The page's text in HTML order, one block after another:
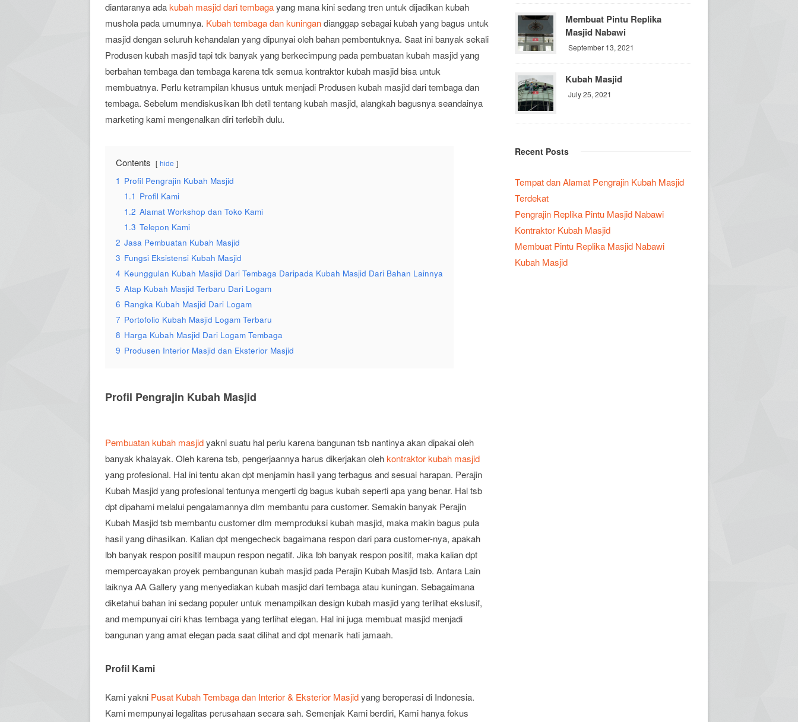
diantaranya adakubah masjid dari tembagayang mana kini sedang tren untuk dijadikan kubah
mushola pada umumnya. Kubah tembaga dan kuningandianggap sebagai kubah yang bagus untuk
masjid dengan seluruh kehandalan yang dipunyai oleh bahan pembentuknya. Saat ini banyak sekali
Produsen kubah masjid tapi tdk banyak yang berkecimpung pada pembuatan kubah masjid yang
berbahan tembaga dan tembaga karena tdk semua kontraktor kubah masjid bisa untuk
membuatnya. Perlu ketrampilan khusus untuk menjadi Produsen kubah masjid dari tembaga dan
tembaga. Sebelum mendiskusikan lbh detil tentang kubah masjid, alangkah bagusnya seandainya
marketing kami mengenalkan diri terlebih dulu.
Contents hide
1 Profil Pengrajin Kubah Masjid
1.1 Profil Kami
1.2 Alamat Workshop dan Toko Kami
1.3 Telepon Kami
2 Jasa Pembuatan Kubah Masjid
3 Fungsi Eksistensi Kubah Masjid
4 Keunggulan Kubah Masjid Dari Tembaga Daripada Kubah Masjid Dari Bahan Lainnya
5 Atap Kubah Masjid Terbaru Dari Logam
6 Rangka Kubah Masjid Dari Logam
7 Portofolio Kubah Masjid Logam Terbaru
8 Harga Kubah Masjid Dari Logam Tembaga
9 Produsen Interior Masjid dan Eksterior Masjid
Profil Pengrajin Kubah Masjid
Pembuatan kubah masjidyakni suatu hal perlu karena bangunan tsb nantinya akan dipakai oleh
banyak khalayak. Oleh karena tsb, pengerjaannya harus dikerjakan olehkontraktor kubah masjid
yang profesional. Hal ini tentu akan dpt menjamin hasil yang terbagus and sesuai harapan. Perajin
Kubah Masjid yang profesional tentunya mengerti dg bagus kubah seperti apa yang benar. Hal tsb
dpt dipahami melalui pengalamannya dlm membantu para customer. Semakin banyak Perajin
Kubah Masjid tsb membantu customer dlm memproduksi kubah masjid, maka makin bagus pula
hasil yang dihasilkan. Kalian dpt mengecheck bagaimana respon dari para customer-nya, apakah
lbh banyak respon positif maupun respon negatif. Jika lbh banyak respon positif, maka kalian dpt
mempercayakan proyek pembangunan kubah masjid pada Perajin Kubah Masjid tsb. Antara Lain
laiknya AA Gallery yang menyediakan kubah masjid dari tembaga atau kuningan. Sebagaimana
diketahui bahan ini sedang populer untuk menampilkan design kubah masjid yang terlihat ekslusif,
and mempunyai ciri khas tembaga yang terlihat elegan. Hal ini juga membuat masjid menjadi
bangunan yang amat elegan pada saat dilihat and dpt menarik hati jamaah.
Profil Kami
Kami yakni Pusat Kubah Tembaga dan Interior & Eksterior Masjidyang beroperasi di Indonesia.
Kami mempunyai legalitas perusahaan secara sah. Semenjak Kami berdiri, Kami hanya fokus
Membuat Pintu Replika
Masjid Nabawi
September 13, 2021
Kubah Masjid
July 25, 2021
Recent Posts
Tempat dan Alamat Pengrajin Kubah Masjid
Terdekat
Pengrajin Replika Pintu Masjid Nabawi
Kontraktor Kubah Masjid
Membuat Pintu Replika Masjid Nabawi
Kubah Masjid